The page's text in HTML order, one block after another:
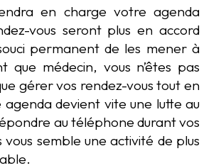
en charge votre agenda
vous seront plus en accord
permanent de les mener à
que médecin, vous n’êtes pas
gérer vos rendez-vous tout en
devient vite une lutte au
au téléphone durant vos
vous semble une activité de plus